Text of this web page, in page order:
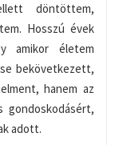
döntöttem,
Hosszú évek
amikor életem
bekövetkezett,
hanem az
adott.